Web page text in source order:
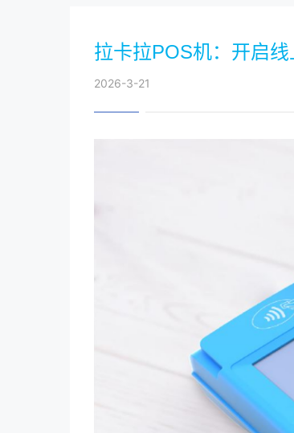
拉卡拉POS机：开启
2026-3-21